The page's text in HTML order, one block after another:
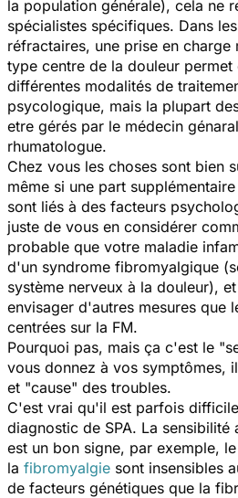
la population générale), cela ne
spécialistes spécifiques. Dans
réfractaires, une prise en
type centre de la douleur
différentes modalités de
psycologique, mais la plupart
etre gérés par le médecin
rhumatologue.
Chez vous les choses sont bien
même si une part
sont liés à des facteurs
juste de vous en considérer
probable que votre maladie
d'un syndrome fibromyalgique
système nerveux à la douleur),
envisager d'autres mesures que
centrées sur la FM.
Pourquoi pas, mais ça c'est le
vous donnez à vos symptômes,
et "cause" des troubles.
C'est vrai qu'il est parfois
diagnostic de SPA. La
est un bon signe, par exemple,
la fibromyalgie sont insensibles
de facteurs génétiques que la